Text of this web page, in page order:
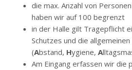
die max. Anzahl von
haben wir auf 100 begrenzt
in der Halle gilt Tragepflicht
Schutzes und die
(Abstand, Hygiene, A
Am Eingang erfassen wir die